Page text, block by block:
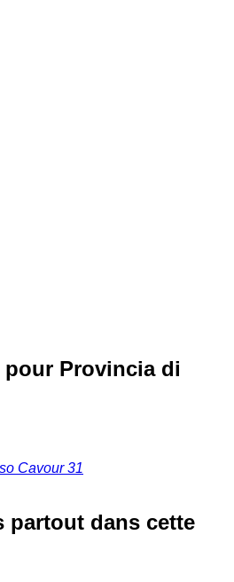
Provincia di
Cavour 31
partout dans cette